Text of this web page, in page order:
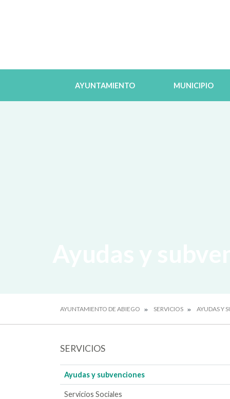
AYUNTAMIENTO MUNICIPIO
AYUNTAMIENTO DE ABIEGO SERVICIOS AYUDAS Y
SERVICIOS
Ayudas y subvenciones
Servicios Sociales